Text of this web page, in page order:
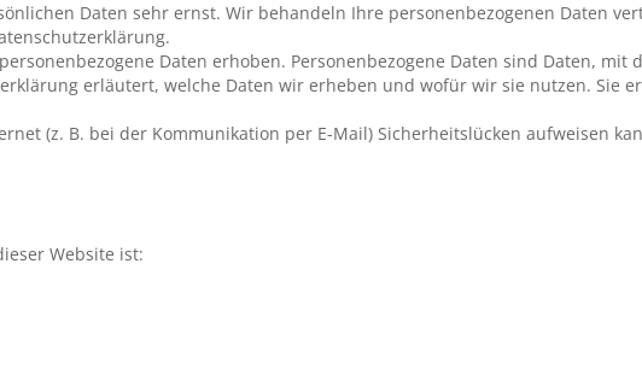
Daten sehr ernst. Wir behandeln Ihre personenbezogenen Daten
Daten erhoben. Personenbezogene Daten sind Daten, mit
erläutert, welche Daten wir erheben und wofür wir sie nutzen. Sie
(z. B. bei der Kommunikation per E-Mail) Sicherheitslücken aufweisen
Website ist: